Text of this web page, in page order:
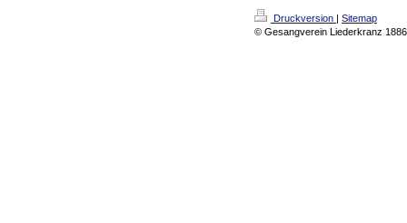
Druckversion | Sitemap
© Gesangverein Liederkranz